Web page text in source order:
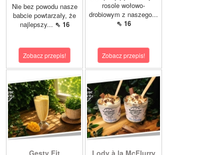
Nie bez powodu nasze
babcie powtarzały, że
najlepszy... ⇖ 16
Zobacz przepis!
rosole wołowo-
drobiowym z naszego...
⇖ 16
Zobacz przepis!
Gęsty Fit Lody à la McFlurry